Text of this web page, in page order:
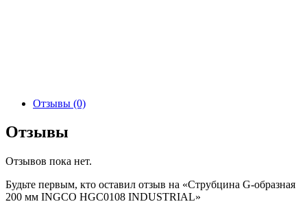
Отзывы (0)
Отзывы
Отзывов пока нет.
Будьте первым, кто оставил отзыв на «Струбцина G-образная
200 мм INGCO HGC0108 INDUSTRIAL»